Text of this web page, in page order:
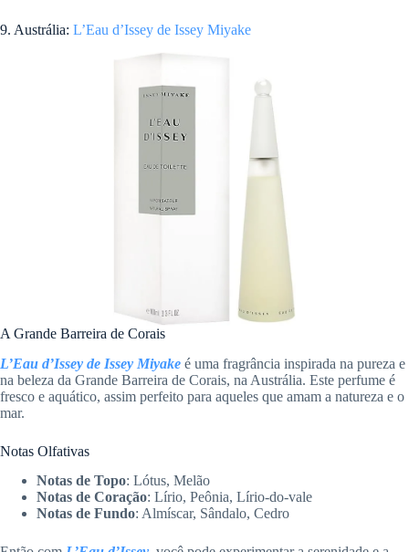
9. Austrália: L’Eau d’Issey de Issey Miyake
A Grande Barreira de Corais
L’Eau d’Issey de Issey Miyake é uma fragrância inspirada na pureza e
na beleza da Grande Barreira de Corais, na Austrália. Este perfume é
fresco e aquático, assim perfeito para aqueles que amam a natureza e o
mar.
Notas Olfativas
Notas de Topo: Lótus, Melão
Notas de Coração: Lírio, Peônia, Lírio-do-vale
Notas de Fundo: Almíscar, Sândalo, Cedro